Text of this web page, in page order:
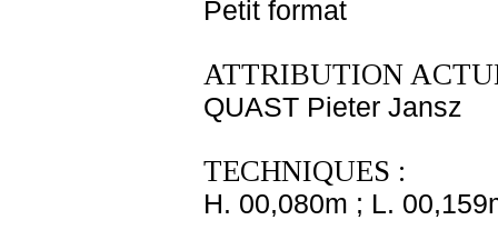
Petit format
ATTRIBUTION
QUAST Pieter Jansz
TECHNIQUES :
H. 00,080m ; L.